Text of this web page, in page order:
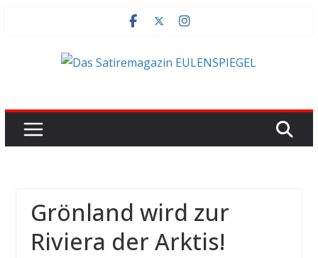
Grönland wird zur
Riviera der Arktis!